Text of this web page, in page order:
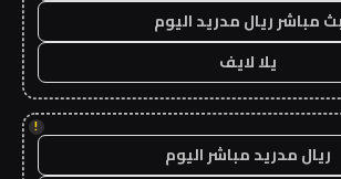
بث مباشر ريال مدريد اليوم
يلا لايف
!
ريال مدريد مباشر اليوم